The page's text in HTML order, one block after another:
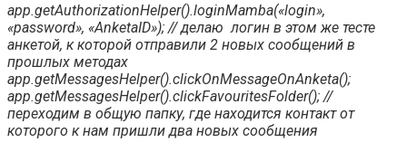
app.getAuthorizationHelper().loginMamba(«login»,
«password», «AnketaID»); // делаю логин в этом же тесте
анкетой, к которой отправили 2 новых сообщений в
прошлых методах
app.getMessagesHelper().clickOnMessageOnAnketa();
app.getMessagesHelper().clickFavouritesFolder(); //
переходим в общую папку, где находится контакт от
которого к нам пришли два новых сообщения